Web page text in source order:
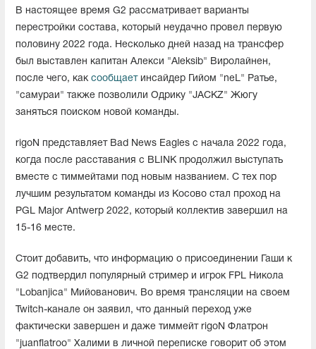
В настоящее время G2 рассматривает варианты
перестройки состава, который неудачно провел первую
половину 2022 года. Несколько дней назад на трансфер
был выставлен капитан Алекси "Aleksib" Виролайнен,
после чего, как сообщаетинсайдер Гийом "neL" Ратье,
"самураи" также позволили Одрику "JACKZ" Жюгу
заняться поиском новой команды.
rigoN представляет Bad News Eagles с начала 2022 года,
когда после расставания с BLINK продолжил выступать
вместе с тиммейтами под новым названием. С тех пор
лучшим результатом команды из Косово стал проход на
PGL Major Antwerp 2022, который коллектив завершил на
15-16 месте.
Стоит добавить, что информацию о присоединении Гаши к
G2 подтвердил популярный стример и игрок FPL Никола
"Lobanjica" Мийованович. Во время трансляции на своем
Twitch-канале он заявил, что данный переход уже
фактически завершен и даже тиммейт rigoN Флатрон
"juanflatroo" Халими в личной переписке говорит об этом